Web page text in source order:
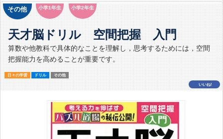
その他 小学1年生 小学2年生
天才脳ドリル 空間把握 入門
算数や他教科で具体的なことを理解し，思考するためには，空間
把握能力を高めることが重要です。
日々の学習 ドリル その他
いいね!